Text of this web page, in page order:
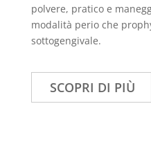
polvere, pratico e
modalità perio che
sottogengivale.
SCOPRI DI PIÙ